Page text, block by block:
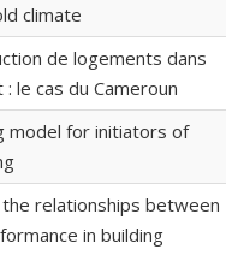
climate
de logements dans
le cas du Cameroun
model for initiators of
relationships between
in building